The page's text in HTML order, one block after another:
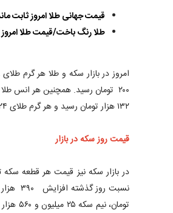
قیمت جهانی طلا امروز ثابت
طلا رنگ باخت/قیمت طلا امروز سه شنبه
۱۳۲ هزار تومان رسید و هر گرم طلای ۲۴ عیار نیز ۵ میلیون و ۲۷۲ هزار تومان معامله شد.
قیمت روز سکه در بازار